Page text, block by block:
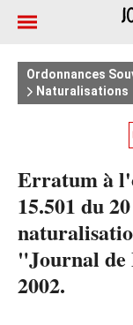
Ordonnances
Naturalisations
Erratum à
15.501 du
"Journal de
2002.